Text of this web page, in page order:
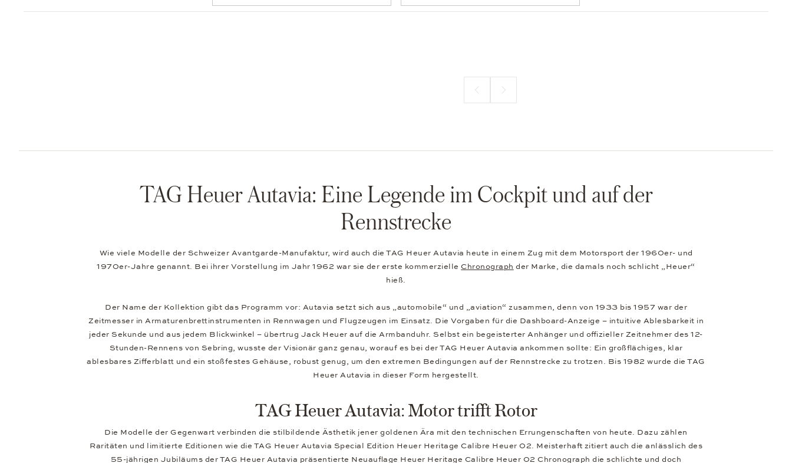
TAG Heuer Autavia: Eine Legende im Cockpit und auf der
Rennstrecke
Wie viele Modelle der Schweizer Avantgarde-Manufaktur, wird auch die TAG Heuer Autavia heute in einem Zug mit dem Motorsport der 1960er- und
1970er-Jahre genannt. Bei ihrer Vorstellung im Jahr 1962 war sie der erste kommerzielleChronograph der Marke, die damals noch schlicht „Heuer“
hieß.
Der Name der Kollektion gibt das Programm vor: Autavia setzt sich aus „automobile“ und „aviation“ zusammen, denn von 1933 bis 1957 war der
Zeitmesser in Armaturenbrettinstrumenten in Rennwagen und Flugzeugen im Einsatz. Die Vorgaben für die Dashboard-Anzeige – intuitive Ablesbarkeit in
jeder Sekunde und aus jedem Blickwinkel – übertrug Jack Heuer auf die Armbanduhr. Selbst ein begeisterter Anhänger und offizieller Zeitnehmer des 12-
Stunden-Rennens von Sebring, wusste der Visionär ganz genau, worauf es bei der TAG Heuer Autavia ankommen sollte: Ein großflächiges, klar
ablesbares Zifferblatt und ein stoßfestes Gehäuse, robust genug, um den extremen Bedingungen auf der Rennstrecke zu trotzen. Bis 1982 wurde die TAG
Heuer Autavia in dieser Form hergestellt.
TAG Heuer Autavia: Motor trifft Rotor
Die Modelle der Gegenwart verbinden die stilbildende Ästhetik jener goldenen Ära mit den technischen Errungenschaften von heute. Dazu zählen
Raritäten und limitierte Editionen wie die TAG Heuer Autavia Special Edition Heuer Heritage Calibre Heuer 02. Meisterhaft zitiert auch die anlässlich des
55-jährigen Jubiläums der TAG Heuer Autavia präsentierte Neuauflage Heuer Heritage Calibre Heuer 02 Chronograph die schlichte und doch